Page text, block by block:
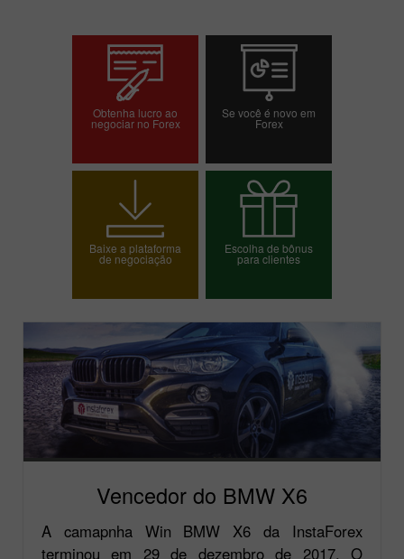
Obtenha lucro ao
negociar no Forex
negociação
Se você é novo em
Forex
Abrir conta demo
Baixe a plataforma
de negociação
Escolha de bônus
para clientes
Escolha o seu bônus
Vencedor do BMW X6
A camapnha Win BMW X6 da InstaForex
terminou em 29 de dezembro de 2017. O